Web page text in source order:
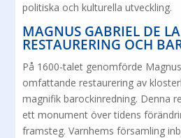
politiska och kulturella utveckling.
MAGNUS GABRIEL DE
RESTAURERING OCH
På 1600-talet genomförde
omfattande restaurering av
magnifik barockinredning. Denna
ett monument över tidens
framsteg. Varnhems församling